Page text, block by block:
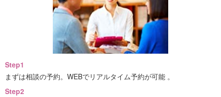
Step1
まずは相談の予約。WEBでリアルタイム予約が可能 。
Step2